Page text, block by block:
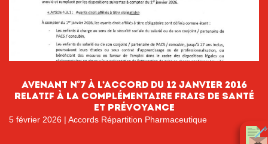
AVENANT n°7 à l’accord du 12 janvier 2016
relatif à la complémentaire frais de santé
et prévoyance
5 février 2026 | Accords Répartition Pharmaceutique